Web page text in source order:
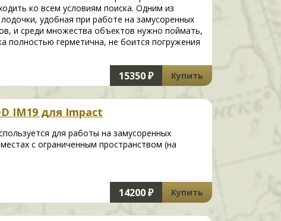
ко всем условиям поиска. Одним из
удобная при работе на замусоренных
и среди множества объектов нужно поймать,
полностью герметична, не боится погружения
15350 ₽ Купить
IM19 для Impact
для работы на замусоренных
с ограниченным пространством (на
14200 ₽ Купить